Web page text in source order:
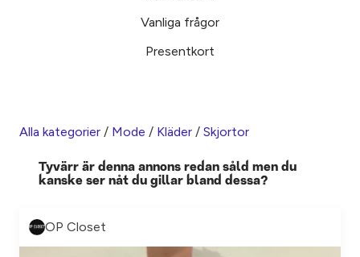
Vanliga frågor
Presentkort
Alla kategorier / Mode / Kläder / Skjortor
Tyvärr är denna annons redan såld men du
kanske ser nåt du gillar bland dessa?
OP Closet